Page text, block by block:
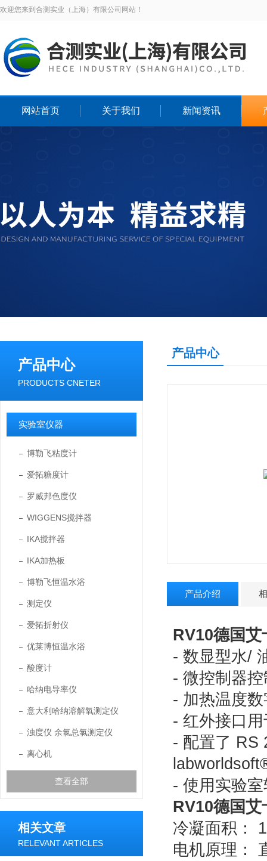
欢迎您来到合测实业（上海）有限公司网站！
网站首页 关于我们 新闻资讯
产品中心
PRODUCTS CNETER
实验室仪器
博勒飞粘度计
爱拓糖度计
罗威邦色度仪
WIGGENS搅拌器
IKA搅拌器
IKA加热板
博勒飞恒温水浴
测定仪
爱拓折射仪
优莱博恒温水浴
酸度计
哈纳电导率仪
意大利哈纳溶解氧测定仪
浊度仪 余氯总氯测定仪
离心机
查看全部
相关文章
RELEVANT ARTICLES
产品中心
产品介绍
RV10德国
- 数显型水/
- 微控制器
- 加热温度
- 红外接口
- 配置了 RS
- 使用实验
RV10德国
冷凝面积：
电机原理：